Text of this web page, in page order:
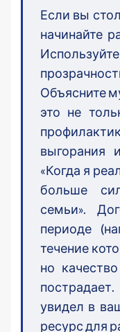
Если вы
начинайте
Объясните
это не
выгорания
«Когда я
больше
семьи».
периоде
течение
но
увидел в
ресурс для